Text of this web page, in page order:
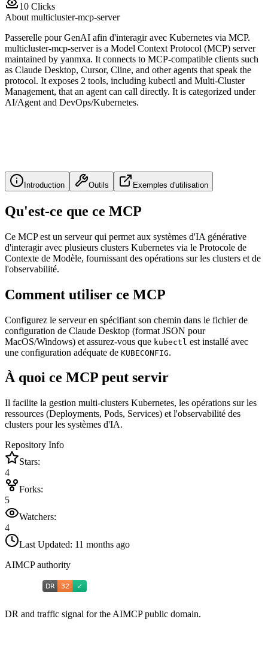
10 Clicks
About multicluster-mcp-server
Passerelle pour GenAI afin d'interagir avec Kubernetes via MCP.
multicluster-mcp-server is a Model Context Protocol (MCP) server
maintained by yanmxa. It connects to MCP-compatible clients such
as Claude Desktop, Cursor, Cline, and other agents that speak the
protocol. It exposes 2 tools, including kubectl and Multi-Cluster
Management, that an agent can call directly. It is categorized under
AI/Agent and DevOps/Kubernetes.
Introduction Outils Exemples d'utilisation
Qu'est-ce que ce MCP
Ce MCP est un serveur qui permet aux systèmes d'IA générative
d'interagir avec plusieurs clusters Kubernetes via le Protocole de
Contexte de Modèle, fournissant des opérations sur les clusters et de
l'observabilité.
Comment utiliser ce MCP
Configurez le serveur en spécifiant son chemin dans le fichier de
configuration de Claude Desktop (format JSON pour
MacOS/Windows) et assurez-vous que kubectl est installé avec
une configuration adéquate de KUBECONFIG.
À quoi ce MCP peut servir
Il facilite la gestion multi-clusters Kubernetes, les opérations sur les
ressources (Deployments, Pods, Services) et l'observabilité des
clusters pour les systèmes d'IA.
Repository Info
Stars:
4
Forks:
5
Watchers:
4
Last Updated: 11 months ago
AIMCP authority
DR and traffic signal for the AIMCP public domain.